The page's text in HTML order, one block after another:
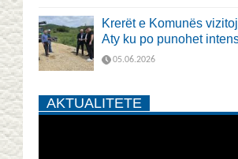
Krerët e Komunës
Aty ku po punohet
05.06.2026
AKTUALITETE